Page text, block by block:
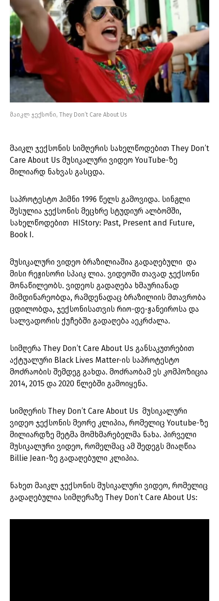
მაიკლ ჯექსონი, They Don’t Care About Us
მაიკლ ჯექსონის სიმღერის სახელწოდებით They Don’t
Care About Us მუსიკალური ვიდეო YouTube-ზე
მილიარდ ნახვას გასცდა.
საპროტესტო ჰიმნი 1996 წელს გამოვიდა. სინგლი
შესულია ჯექსონის მეცხრე სტუდიურ ალბომში,
სახელწოდებით HIStory: Past, Present and Future,
Book I.
მუსიკალური ვიდეო ბრაზილიაშია გადაღებული და
მისი რეჟისორი სპაიკ ლია. ვიდეოში თავად ჯექსონი
მონაწილეობს. ვიდეოს გადაღება ხმაურიანად
მიმდინარეობდა, რამდენადაც ბრაზილიის მთავრობა
ცდილობდა, ჯექსონისათვის რიო-დე-ჟანეიროსა და
სალვადორის ქუჩებში გადაღება აეკრძალა.
სიმღერა They Don’t Care About Us განსაკუთრებით
აქტუალური Black Lives Matter-ის საპროტესტო
მოძრაობის შემდეგ გახდა. მოძრაობამ ეს კომპოზიცია
2014, 2015 და 2020 წლებში გამოიყენა.
Სიმღერის They Don’t Care About Us მუსიკალური
ვიდეო ჯექსონის მეორე კლიპია, რომელიც Youtube-ზე
მილიარდზე მეტმა მომხმარებელმა ნახა. პირველი
მუსიკალური ვიდეო, რომელმაც ამ შედეგს მიაღწია
Billie Jean-ზე გადაღებული კლიპია.
ნახეთ მაიკლ ჯექსონის მუსიკალური ვიდეო, რომელიც
გადაღებულია სიმღერაზე They Don’t Care About Us: